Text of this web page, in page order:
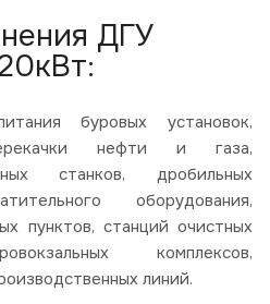
ДГУ
буровых установок,
нефти и газа,
станков, дробильных
оборудования,
пунктов, станций очистных
комплексов,
линий.